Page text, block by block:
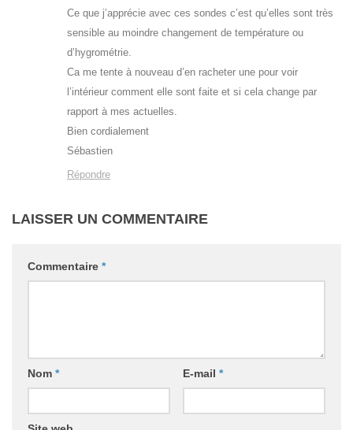
Ce que j’apprécie avec ces sondes c’est qu’elles sont très
sensible au moindre changement de température ou
d’hygrométrie.
Ca me tente à nouveau d’en racheter une pour voir
l’intérieur comment elle sont faite et si cela change par
rapport à mes actuelles.
Bien cordialement
Sébastien
Répondre
LAISSER UN COMMENTAIRE
Commentaire *
Nom * E-mail *